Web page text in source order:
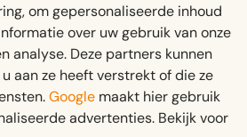
om gepersonaliseerde inhoud
over uw gebruik van onze
analyse. Deze partners kunnen
aan ze heeft verstrekt of die ze
Google maakt hier gebruik
advertenties. Bekijk voor